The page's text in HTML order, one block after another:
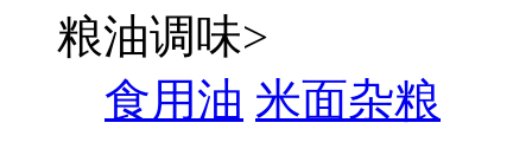
粮油调味>
食用油 米面杂粮